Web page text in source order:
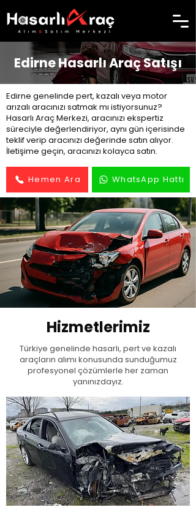
Edirne Hasarlı Araç Satışı
Edirne genelinde pert, kazalı veya motor
arızalı aracınızı satmak mı istiyorsunuz?
Hasarlı Araç Merkezi, aracınızı ekspertiz
süreciyle değerlendiriyor, aynı gün içerisinde
teklif verip aracınızı değerinde satın alıyor.
İletişime geçin, aracınızı kolayca satın.
Hemen Ara WhatsApp Hattı
Hizmetlerimiz
Türkiye genelinde hasarlı, pert ve kazalı
araçların alımı konusunda sunduğumuz
profesyonel çözümlerle her zaman
yanınızdayız.